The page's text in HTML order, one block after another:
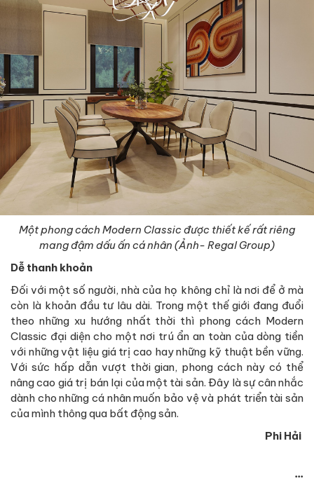
Một phong cách Modern Classic được thiết kế rất riêng
mang đậm dấu ấn cá nhân (Ảnh- Regal Group)
Dễ thanh khoản
Đối với một số người, nhà của họ không chỉ là nơi để ở mà
còn là khoản đầu tư lâu dài. Trong một thế giới đang đuổi
theo những xu hướng nhất thời thì phong cách Modern
Classic đại diện cho một nơi trú ẩn an toàn của dòng tiền
với những vật liệu giá trị cao hay những kỹ thuật bền vững.
Với sức hấp dẫn vượt thời gian, phong cách này có thể
nâng cao giá trị bán lại của một tài sản. Đây là sự cân nhắc
dành cho những cá nhân muốn bảo vệ và phát triển tài sản
của mình thông qua bất động sản.
Phi Hải
...